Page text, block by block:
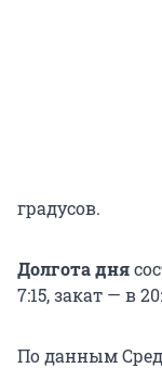
градусов.
Долгота дня
7:15, закат — в
По данным